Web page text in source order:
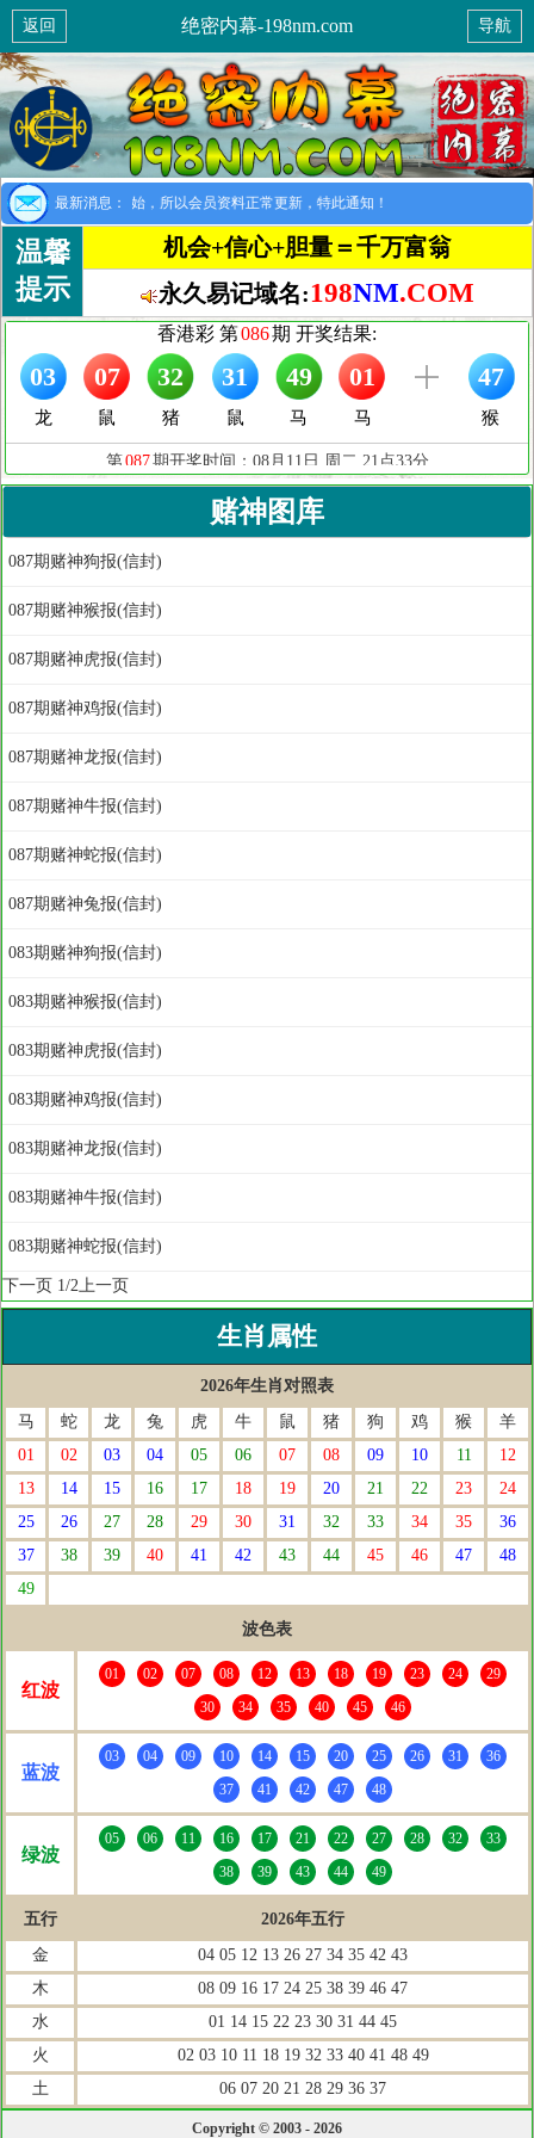
返回 绝密内幕-198nm.com 导航
最新消息：
示：8月1日开始，所以会员资料正常更新，特此通知！
温馨
提示
机会+信心+胆量＝千万富翁
永久易记域名:198NM.COM
赌神图库
087期赌神狗报(信封)
087期赌神猴报(信封)
087期赌神虎报(信封)
087期赌神鸡报(信封)
087期赌神龙报(信封)
087期赌神牛报(信封)
087期赌神蛇报(信封)
087期赌神兔报(信封)
083期赌神狗报(信封)
083期赌神猴报(信封)
083期赌神虎报(信封)
083期赌神鸡报(信封)
083期赌神龙报(信封)
083期赌神牛报(信封)
083期赌神蛇报(信封)
下一页 1/2 上一页
生肖属性
2026年生肖对照表
马
蛇 龙 兔 虎 牛 鼠 猪 狗 鸡 猴
羊
01
02 03 04 05 06 07 08 09 10 11
12
13
14 15 16 17 18 19 20 21 22 23
24
25
26 27 28 29 30 31 32 33 34 35
36
37
38 39 40 41 42 43 44 45 46 47
48
49
波色表
红波
01 02 07 08 12 13 18 19 23 24
29
30
34 35 40 45 46
蓝波
03 04 09 10 14 15 20 25 26 31
36
37
41 42 47 48
绿波
05 06 11 16 17 21 22 27 28 32
33
38
39 43 44 49
五行
2026年五行
金
04 05 12 13 26 27 34 35 42 43
木
08 09 16 17 24 25 38 39 46 47
水
01 14 15 22 23 30 31 44 45
火
02 03 10 11 18 19 32 33 40 41 48 49
土
06 07 20 21 28 29 36 37
Copyright © 2003 - 2026